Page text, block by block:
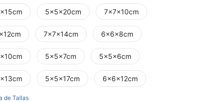
5x5x20cm 7x7x10cm
7x7x14cm 6x6x8cm
5x5x7cm 5x5x6cm
5x5x17cm 6x6x12cm
de Tallas